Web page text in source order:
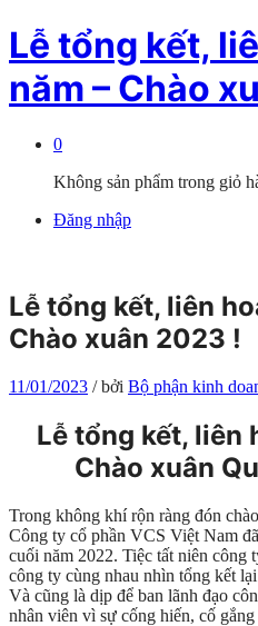
Lễ tổng kết,
năm – Chào
0
Không sản phẩm trong giỏ
Đăng nhập
Lễ tổng kết, liên
Chào xuân 2023 !
11/01/2023 /bởi Bộ phận kinh
Lễ tổng kết, liên
Chào xuân
Trong không khí rộn ràng đón
Công ty cổ phần VCS Việt Nam
cuối năm 2022. Tiệc tất niên công
công ty cùng nhau nhìn tổng kết
Và cũng là dịp để ban lãnh đạo
nhân viên vì sự cống hiến, cố